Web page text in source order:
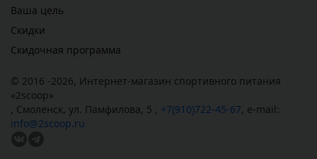
Ваша цель
Скидки
Скидочная программа
© 2016 -2026, Интернет-магазин спортивного питания
«2scoop»
, Смоленск, ул. Памфилова, 5 , +7(910)722-45-67, e-mail:
info@2scoop.ru